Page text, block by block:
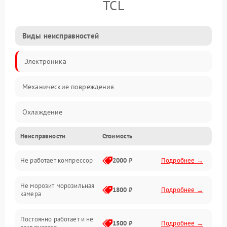
TCL
Виды неисправностей
Электроника
Механические повреждения
Охлаждение
Механика
Электропитание
Дренаж
Неисправности Стоимость
Не работает компрессор 2000 ₽ Подробнее →
Не морозит морозильная
камера
1800 ₽ Подробнее →
Постоянно работает и не
1500 ₽ Подробнее →